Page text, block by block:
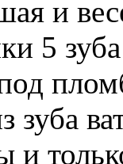
и
5
зуба
и